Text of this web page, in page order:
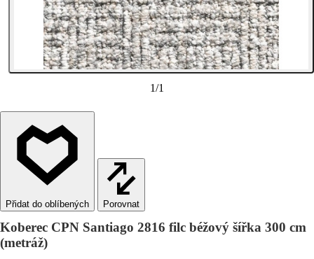
1/1
Porovnat
Koberec CPN Santiago 2816 filc béžový šířka 300 cm
(metráž)